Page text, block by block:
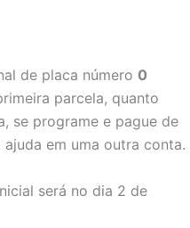
de placa número 0
parcela, quanto
se programe e pague de
em uma outra conta.
será no dia 2 de